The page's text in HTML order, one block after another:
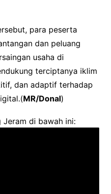
para peserta
dan peluang
usaha di
terciptanya iklim
dan adaptif terhadap
MR/Donal)
Jeram di bawah ini: